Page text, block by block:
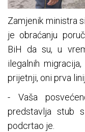
Zamjenik ministra
je obraćanju
BiH da su, u
ilegalnih
prijetnji, oni prva
- Vaša
predstavlja stub
podcrtao je.